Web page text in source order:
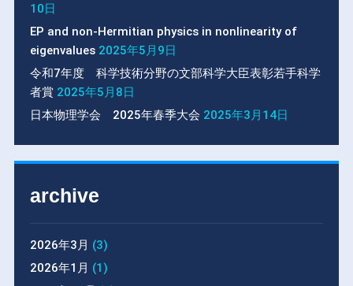
10日
EP and non-Hermitian physics in nonlinearity of
eigenvalues 2025年5月9日
令和7年度 科学技術分野の文部科学大臣表彰若手科学
者賞 2025年5月8日
日本物理学会 2025年春季大会 2025年3月14日
archive
2026年3月 (3)
2026年1月 (1)